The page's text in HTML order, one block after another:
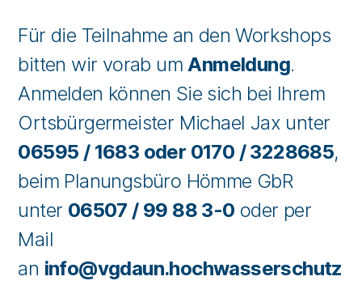
Für die Teilnahme an den Workshops
bitten wir vorab umAnmeldung.
Anmelden können Sie sich bei Ihrem
Ortsbürgermeister Michael Jax unter
06595 / 1683 oder 0170 / 3228685,
beim Planungsbüro Hömme GbR
unter 06507 / 99 88 3-0 oder per
Mail
an info@vgdaun.hochwasserschutz